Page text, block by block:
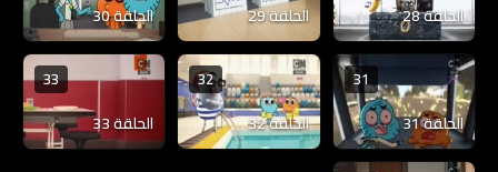
الحلقة 28 الحلقة 29 الحلقة 30
31
الحلقة 31
32
الحلقة 32
33
الحلقة 33